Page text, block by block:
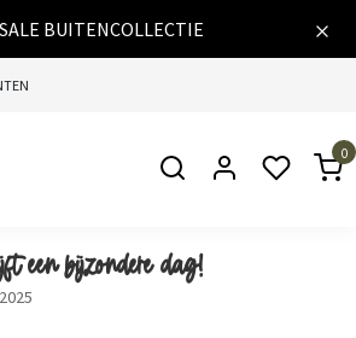
SALE BUITENCOLLECTIE
AANKOOP
0
een bijzondere dag!